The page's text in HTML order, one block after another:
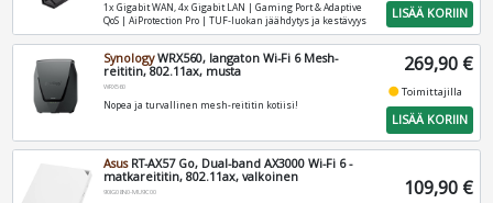
1x Gigabit WAN, 4x Gigabit LAN | Gaming Port & Adaptive
QoS | AiProtection Pro | TUF‑luokan jäähdytys ja kestävyys
LISÄÄ KORIIN
SynologyWRX560, langaton Wi-Fi 6 Mesh-
reititin, 802.11ax, musta
WRX560
Nopea ja turvallinen mesh-reititin kotiisi!
269,90 €
fiber_manual_recordToimittajilla
LISÄÄ KORIIN
AsusRT-AX57 Go, Dual-band AX3000 Wi-Fi 6 -
matkareititin, 802.11ax, valkoinen
90IG08N0-MU9C00 109,90 €